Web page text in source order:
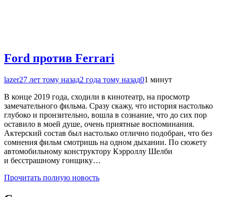
Ford против Ferrari
lazer27 лет тому назад2 года тому назад01 минут
В конце 2019 года, сходили в кинотеатр, на просмотр
замечательного фильма. Сразу скажу, что история настолько
глубоко и пронзительно, вошла в сознание, что до сих пор
оставило в моей душе, очень приятные воспоминания.
Актерский состав был настолько отлично подобран, что без
сомнения фильм смотришь на одном дыхании. По сюжету
автомобильному конструктору Кэрроллу Шелби
и бесстрашному гонщику…
Прочитать полную новость